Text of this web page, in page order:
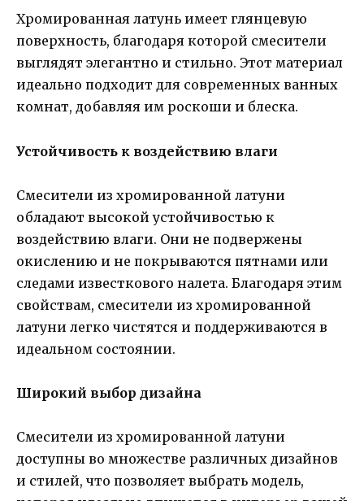
Хромированная латунь имеет глянцевую
поверхность, благодаря которой смесители
выглядят элегантно и стильно. Этот материал
идеально подходит для современных ванных
комнат, добавляя им роскоши и блеска.
Устойчивость к воздействию влаги
Смесители из хромированной латуни
обладают высокой устойчивостью к
воздействию влаги. Они не подвержены
окислению и не покрываются пятнами или
следами известкового налета. Благодаря этим
свойствам, смесители из хромированной
латуни легко чистятся и поддерживаются в
идеальном состоянии.
Широкий выбор дизайна
Смесители из хромированной латуни
доступны во множестве различных дизайнов
и стилей, что позволяет выбрать модель,